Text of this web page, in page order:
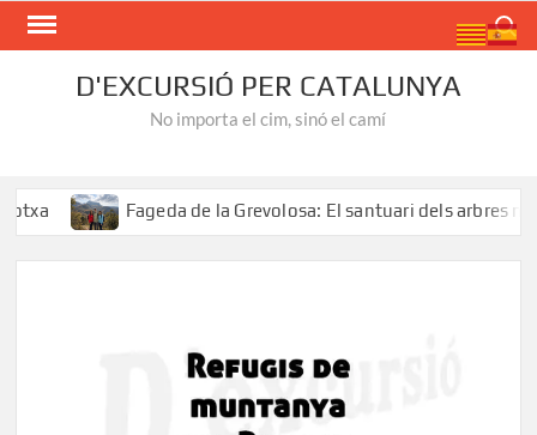
Skip
D'EXCURSIÓ PER CATALUNYA
No importa el cim, sinó el camí
Fageda de la Grevolosa: El santuari dels arbres